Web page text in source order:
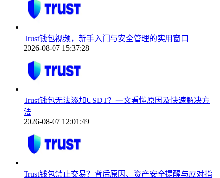
Trust钱包视频，新手入门与安全管理的实用窗口
2026-08-07 15:37:28
Trust钱包无法添加USDT？一文看懂原因及快速解决方
法
2026-08-07 12:01:49
Trust钱包禁止交易？背后原因、资产安全提醒与应对指